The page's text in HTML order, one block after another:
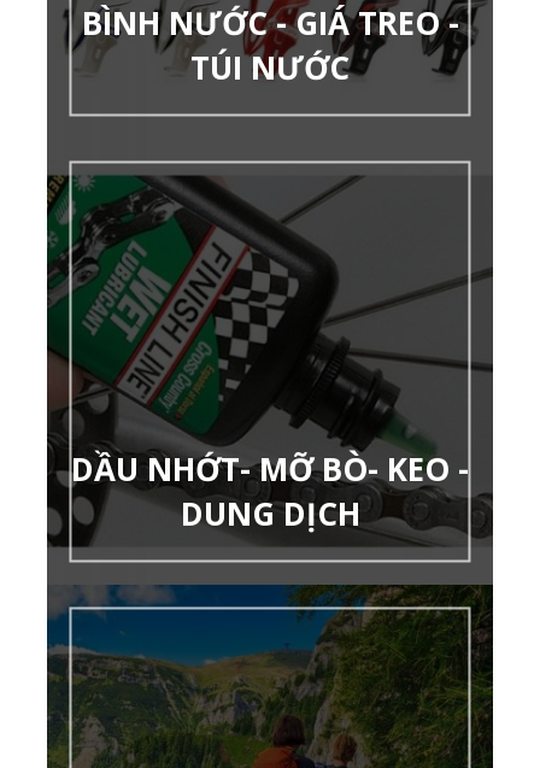
BÌNH NƯỚC - GIÁ TREO -
TÚI NƯỚC
DẦU NHỚT- MỠ BÒ- KEO -
DUNG DỊCH